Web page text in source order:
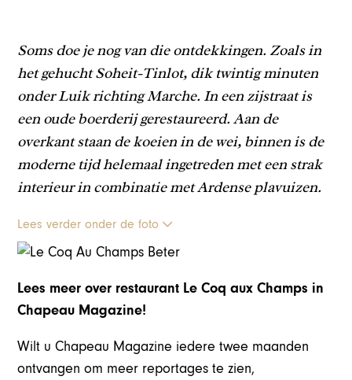
Soms doe je nog van die ontdekkingen. Zoals in
het gehucht Soheit-Tinlot, dik twintig minuten
onder Luik richting Marche. In een zijstraat is
een oude boerderij gerestaureerd. Aan de
overkant staan de koeien in de wei, binnen is de
moderne tijd helemaal ingetreden met een strak
interieur in combinatie met Ardense plavuizen.
Lees verder onder de foto
Lees meer over restaurant Le Coq aux Champs in
Chapeau Magazine!
Wilt u Chapeau Magazine iedere twee maanden
ontvangen om meer reportages te zien,